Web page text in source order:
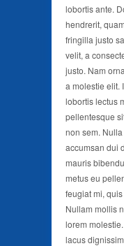
lobortis ante.
hendrerit,
fringilla justo
velit, a
justo. Nam
a molestie elit.
lobortis lectus
pellentesque
non sem.
accumsan dui
mauris
metus eu
feugiat mi,
Nullam mollis
lorem
lacus